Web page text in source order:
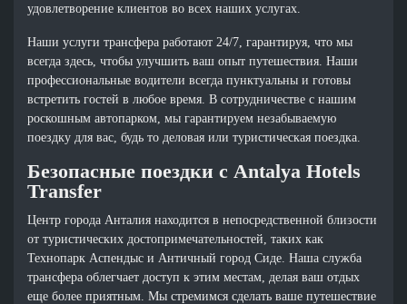
удовлетворение клиентов во всех наших услугах.
Наши услуги трансфера работают 24/7, гарантируя, что мы
всегда здесь, чтобы улучшить ваш опыт путешествия. Наши
профессиональные водители всегда пунктуальны и готовы
встретить гостей в любое время. В сотрудничестве с нашим
роскошным автопарком, мы гарантируем незабываемую
поездку для вас, будь то деловая или туристическая поездка.
Безопасные поездки с Antalya Hotels
Transfer
Центр города Анталия находится в непосредственной близости
от туристических достопримечательностей, таких как
Технопарк Аспендыс и Античный город Сиде. Наша служба
трансфера облегчает доступ к этим местам, делая ваш отдых
еще более приятным. Мы стремимся сделать ваше путешествие